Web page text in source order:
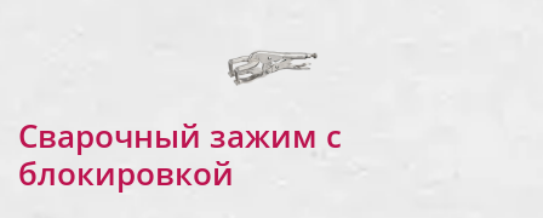
Сварочный зажим с
блокировкой